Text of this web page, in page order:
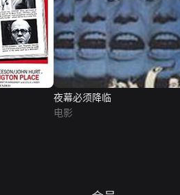
夜幕必须降临
电影